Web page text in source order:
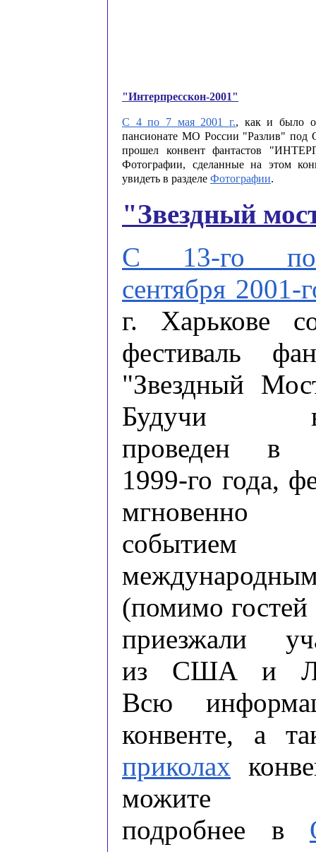
"Интерпресскон-2001"
С 4 по 7 мая 2001 г., как и было
пансионате МО России "Разлив" под
прошел конвент фантастов
Фотографии, сделанные на этом
увидеть в разделе Фотографии.
"Звездный
С 13-го
сентября 2001-
г. Харькове
фестиваль
"Звездный
Будучи
проведен в
1999-го года,
событием
(помимо
приезжали
из США и
Всю
конвенте, а
приколах
можите
подробнее в